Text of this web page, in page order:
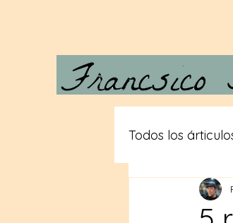
Todos los
Carta a Vera